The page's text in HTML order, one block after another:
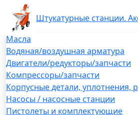
Штукатурные станции.
Масла
Водяная/воздушная арматура
Двигатели/редукторы/запчасти
Компрессоры/запчасти
Корпусные детали, уплотнения,
Насосы / насосные станции
Пистолеты и комплектующие